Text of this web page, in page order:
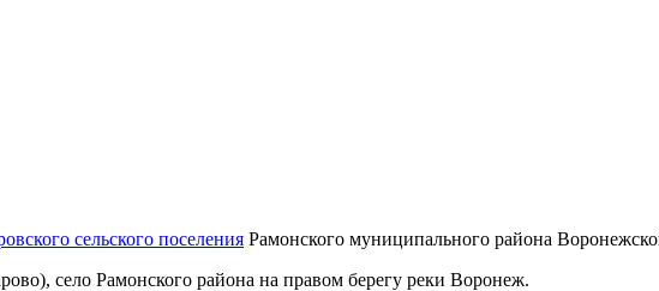
сельского поселения Рамонского муниципального района
село Рамонского района на правом берегу реки Воронеж.